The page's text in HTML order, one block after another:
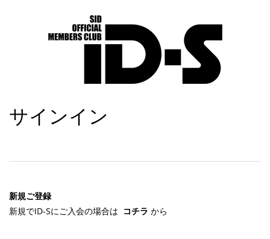
サインイン
新規ご登録
新規でID-Sにご入会の場合は コチラ から